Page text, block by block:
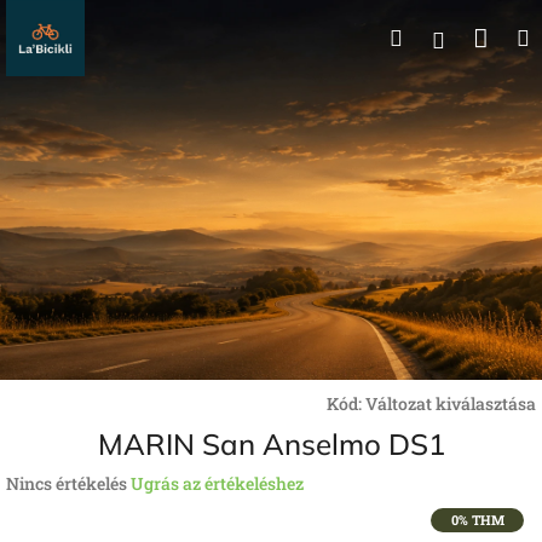
tartalomhoz
Keresés
Kód:Változat kiválasztása
MARIN San Anselmo DS1
A
Nincs értékelésUgrás az értékeléshez
0% THM